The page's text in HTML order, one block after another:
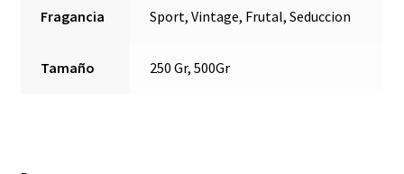
Fragancia Sport, Vintage, Frutal, Seduccion
Tamaño 250 Gr, 500Gr